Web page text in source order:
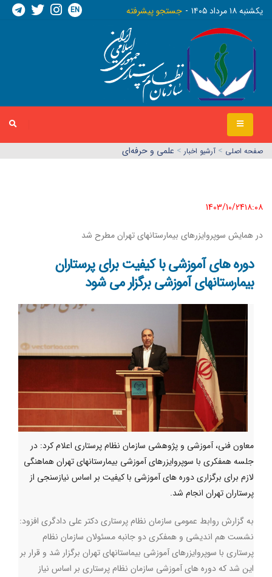
يکشنبه ١٨ مرداد ١٤٠٥ جستجو پیشرفته EN
صفحه اصلي > آرشیو اخبار > علمی و حرفه‌ای
1403/10/24١٨:٠٨
در همایش سوپروایزرهای بیمارستانهای تهران مطرح شد
دوره های آموزشی با کیفیت برای پرستاران
بیمارستانهای آموزشی برگزار می شود
معاون فنی، آموزشی و پژوهشی سازمان نظام پرستاری اعلام کرد: در
جلسه همفکری با سوپروایزرهای آموزشی بیمارستانهای تهران هماهنگی
لازم برای برگزاری دوره های آموزشی با کیفیت بر اساس نیازسنجی از
پرستاران تهران انجام شد.
به گزارش روابط عمومی سازمان نظام پرستاری دکتر علی دادگری افزود:
نشست هم اندیشی و همفکری دو جانبه مسئولان سازمان نظام
پرستاری با سوپروایزرهای آموزشی بیماستانهای تهران برگزار شد و قرار بر
این شد که دوره های آموزشی سازمان نظام پرستاری بر اساس نیاز